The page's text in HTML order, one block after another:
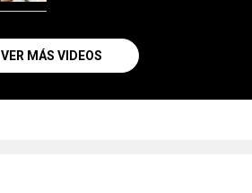
VER MÁS VIDEOS